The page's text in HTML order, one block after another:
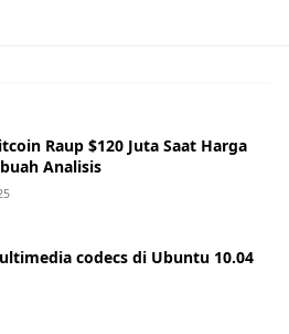
Raup $120 Juta Saat Harga
Analisis
codecs di Ubuntu 10.04